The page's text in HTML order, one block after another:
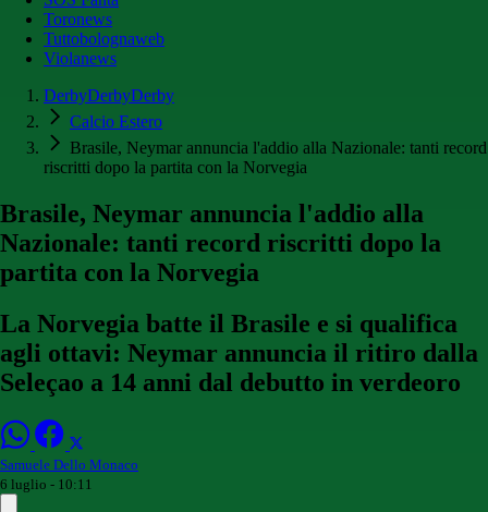
Toronews
Tuttobolognaweb
Violanews
DerbyDerbyDerby
Calcio Estero
Brasile, Neymar annuncia l'addio alla Nazionale: tanti record
riscritti dopo la partita con la Norvegia
Brasile, Neymar annuncia l'addio alla
Nazionale: tanti record riscritti dopo la
partita con la Norvegia
La Norvegia batte il Brasile e si qualifica
agli ottavi: Neymar annuncia il ritiro dalla
Seleçao a 14 anni dal debutto in verdeoro
Samuele Dello Monaco
6 luglio - 10:11